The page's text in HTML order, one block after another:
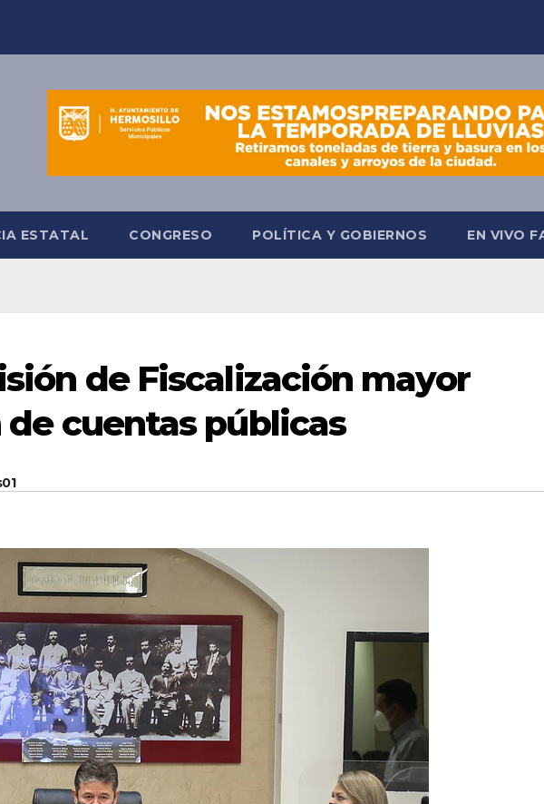
ESTATAL CONGRESO POLÍTICA Y GOBIERNOS EN VIVO
de Fiscalización mayor
cuentas públicas